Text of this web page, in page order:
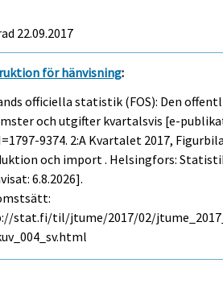
22.09.2017
för hänvisning:
officiella statistik (FOS): Den
och utgifter kvartalsvis [e-
9374. 2:a Kvartalet 2017,
och import . Helsingfors:
6.8.2026].
stat.fi/til/jtume/2017/02/